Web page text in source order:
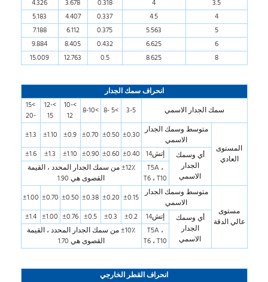
3.5
4
0.318
3.678
4.326
4
4.5
0.337
4.407
5.183
5
5.563
0.375
6.112
7.188
6
6.625
0.432
8.405
9.884
8
8.625
0.5
12.763
15.009
انحراف سمك الجدار
سمك الجدار الاسمي
3-5
>5 -8
>8-10
>10-
12
>12-
15
>15
-20
المستوى
العادي
متوسط وسمك الجدار
الاسمي
±0.30
±0.50
±0.70
±0.9
±1.10
±1.3
أي وسمك
الجدار
الاسمي
إتش14 ±0.40
±0.60
±0.90
±1.10
±1.3
±1.6
T5A ،
T6 ، T10
±12٪ من سمك الجدار المحدد ، القيمة
القصوى هي 1.90
مستوى
عالي الدقة
متوسط وسمك الجدار
الاسمي
±0.15
±0.20
±0.38
±0.50
±0.70
±1.00
أي وسمك
الجدار
الاسمي
إتش14 ±0.2
±0.3
±0.5
±0.76
±1.00
±1.4
T5A ،
T6 ، T10
±10٪ من سمك الجدار المحدد ، القيمة
القصوى هي 1.70
انحراف القطر الخارجي